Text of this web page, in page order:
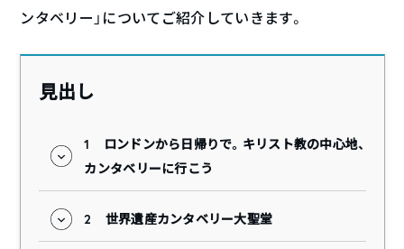
ンタベリー」についてご紹介していきます。
見出し
1
ロンドンから日帰りで。キリスト教の中心地、
カンタベリーに行こう
2 世界遺産カンタベリー大聖堂